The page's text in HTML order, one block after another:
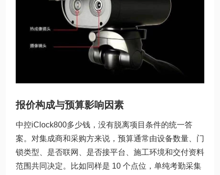
报价构成与预算影响因素
中控iClock800多少钱，没有脱离项目条件的统一答
案。对集成商和采购方来说，预算通常由设备数量、门
锁类型、是否联网、是否接平台、施工环境和交付资料
范围共同决定。比如同样是 10 个点位，单纯考勤采集